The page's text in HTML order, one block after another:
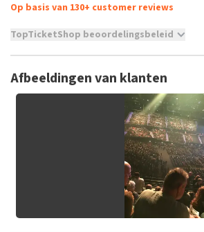
Op basis van 130+ customer reviews
TopTicketShop beoordelingsbeleid
niet mogelijk om een review achter te
tickets hebt aangeschaft bij
grof taalgebruik en/of onwaarheden
Het kan enkele weken duren voordat
Afbeeldingen van klanten